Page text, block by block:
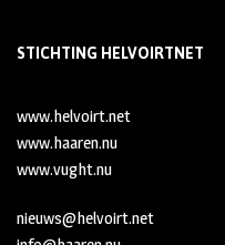
STICHTING HELVOIRTNET
www.helvoirt.net
www.haaren.nu
www.vught.nu
nieuws@helvoirt.net